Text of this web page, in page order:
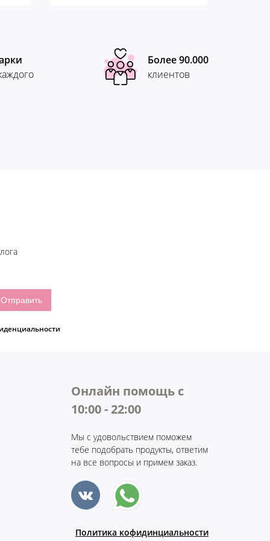
Более 90.000
клиентов
Онлайн помощь с
10:00 - 22:00
Мы с удовольствием поможем
тебе подобрать продукты, ответим
на все вопросы и примем заказ.
Политика кофидинциальности